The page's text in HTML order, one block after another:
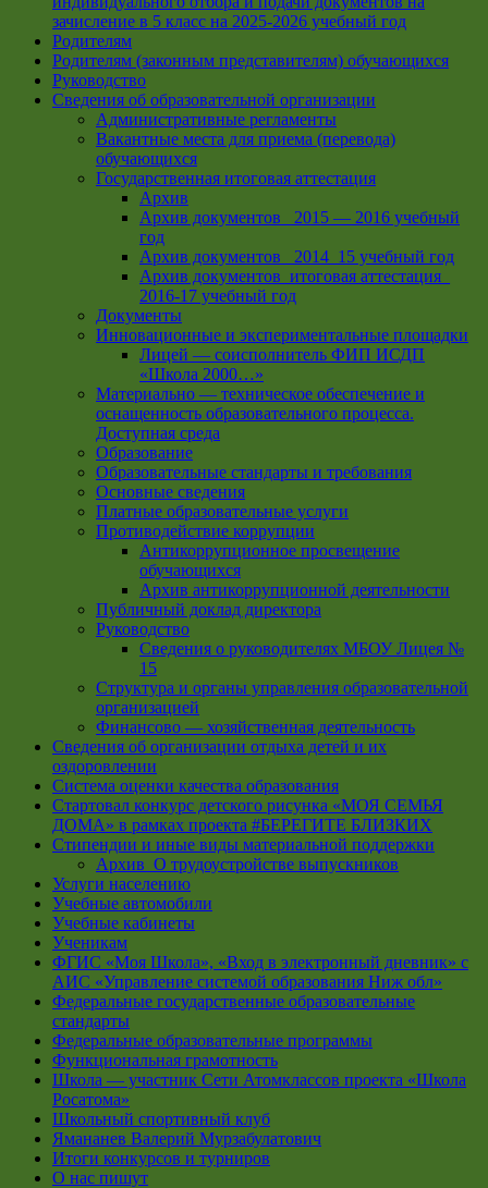
зачисление в 5 класс на 2025-2026 учебный год
Родителям
Родителям (законным представителям) обучающихся
Руководство
Сведения об образовательной организации
Административные регламенты
Вакантные места для приема (перевода)
обучающихся
Государственная итоговая аттестация
Архив
Архив документов _2015 — 2016 учебный
год
Архив документов_ 2014_15 учебный год
Архив документов_итоговая аттестация_
2016-17 учебный год
Документы
Инновационные и экспериментальные площадки
Лицей — соисполнитель ФИП ИСДП
«Школа 2000…»
Материально — техническое обеспечение и
оснащенность образовательного процесса.
Доступная среда
Образование
Образовательные стандарты и требования
Основные сведения
Платные образовательные услуги
Противодействие коррупции
Антикоррупционное просвещение
обучающихся
Архив антикоррупционной деятельности
Публичный доклад директора
Руководство
Cведения о руководителях МБОУ Лицея №
15
Структура и органы управления образовательной
организацией
Финансово — хозяйственная деятельность
Сведения об организации отдыха детей и их
оздоровлении
Система оценки качества образования
Стартовал конкурс детского рисунка «МОЯ СЕМЬЯ
ДОМА» в рамках проекта #БЕРЕГИТЕ БЛИЗКИХ
Стипендии и иные виды материальной поддержки
Архив_О трудоустройстве выпускников
Услуги населению
Учебные автомобили
Учебные кабинеты
Ученикам
ФГИС «Моя Школа», «Вход в электронный дневник» с
АИС «Управление системой образования Ниж обл»
Федеральные государственные образовательные
стандарты
Федеральные образовательные программы
Функциональная грамотность
Школа — участник Сети Атомклассов проекта «Школа
Росатома»
Школьный спортивный клуб
Ямананев Валерий Мурзабулатович
Итоги конкурсов и турниров
О нас пишут